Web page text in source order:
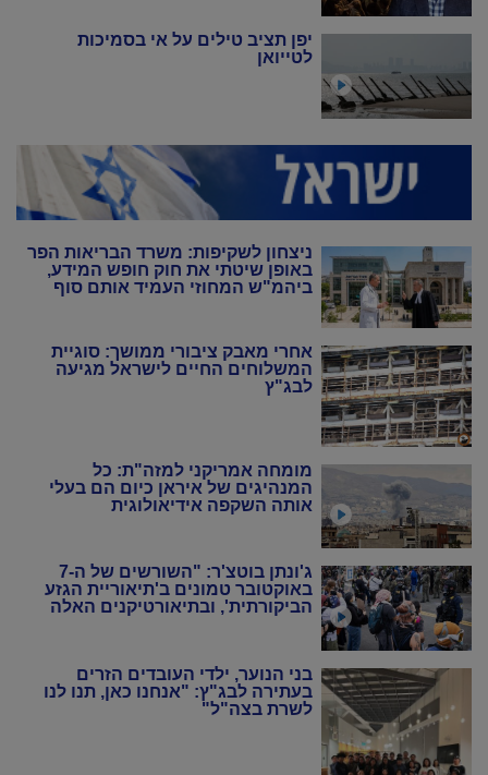
יפן תציב טילים על אי בסמיכות
לטייואן
ניצחון לשקיפות: משרד הבריאות הפר
באופן שיטתי את חוק חופש המידע,
ביהמ"ש המחוזי העמיד אותם סוף
אחרי מאבק ציבורי ממושך: סוגיית
המשלוחים החיים לישראל מגיעה
לבג"ץ
מומחה אמריקני למזה"ת: כל
המנהיגים של איראן כיום הם בעלי
אותה השקפה אידיאולוגית
ג'ונתן בוטצ'ר: "השורשים של ה-7
באוקטובר טמונים ב'תיאוריית הגזע
הביקורתית', ובתיאורטיקנים האלה
בני הנוער, ילדי העובדים הזרים
בעתירה לבג"ץ: "אנחנו כאן, תנו לנו
לשרת בצה"ל"